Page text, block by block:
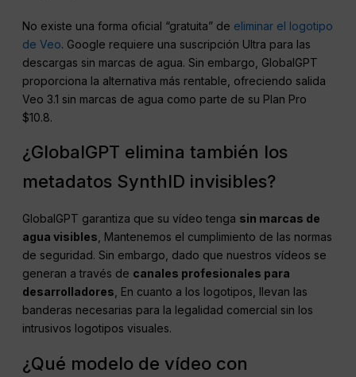
No existe una forma oficial “gratuita” de eliminar el logotipo
de Veo. Google requiere una suscripción Ultra para las
descargas sin marcas de agua. Sin embargo, GlobalGPT
proporciona la alternativa más rentable, ofreciendo salida
Veo 3.1 sin marcas de agua como parte de su Plan Pro
$10.8.
¿GlobalGPT elimina también los
metadatos SynthID invisibles?
GlobalGPT garantiza que su vídeo tenga sin marcas de
agua visibles , Mantenemos el cumplimiento de las normas
de seguridad. Sin embargo, dado que nuestros vídeos se
generan a través de canales profesionales para
desarrolladores , En cuanto a los logotipos, llevan las
banderas necesarias para la legalidad comercial sin los
intrusivos logotipos visuales.
¿Qué modelo de vídeo con